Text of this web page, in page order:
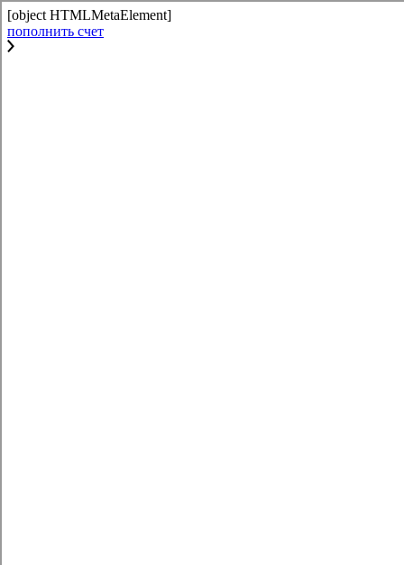
[object HTMLMetaElement]
пополнить счет